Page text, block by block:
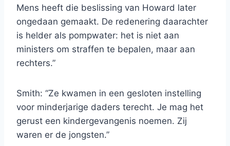
Mens heeft die beslissing van Howard later
ongedaan gemaakt. De redenering daarachter
is helder als pompwater: het is niet aan
ministers om straffen te bepalen, maar aan
rechters.”
Smith: “Ze kwamen in een gesloten instelling
voor minderjarige daders terecht. Je mag het
gerust een kindergevangenis noemen. Zij
waren er de jongsten.”